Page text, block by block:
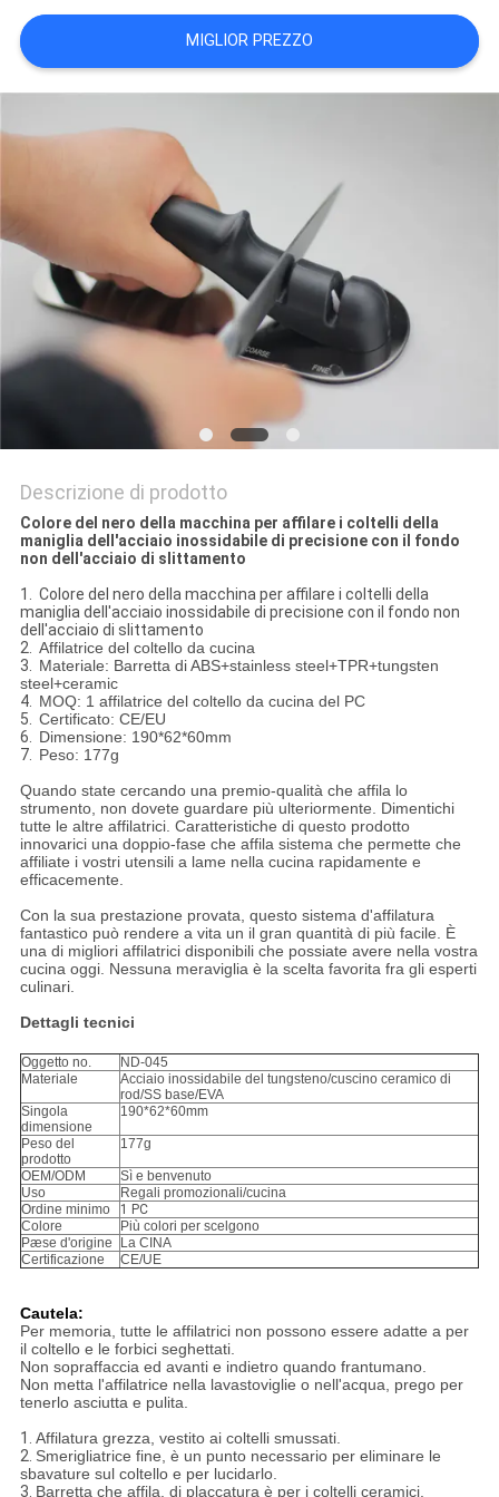
UN
PREVENTIVO
MAPPA
SITO
PRIVACY
POLICY
MIGLIOR PREZZO
Descrizione di prodotto
Colore del nero della macchina per affilare i coltelli della
maniglia dell'acciaio inossidabile di precisione con il fondo
non dell'acciaio di slittamento
1. Colore del nero della macchina per affilare i coltelli della
maniglia dell'acciaio inossidabile di precisione con il fondo non
dell'acciaio di slittamento
2. Affilatrice del coltello da cucina
3. Materiale: Barretta di ABS+stainless steel+TPR+tungsten
steel+ceramic
4. MOQ: 1 affilatrice del coltello da cucina del PC
5. Certificato: CE/EU
6. Dimensione: 190*62*60mm
7. Peso: 177g
Quando state cercando una premio-qualità che affila lo
strumento, non dovete guardare più ulteriormente. Dimentichi
tutte le altre affilatrici. Caratteristiche di questo prodotto
innovarici una doppio-fase che affila sistema che permette che
affiliate i vostri utensili a lame nella cucina rapidamente e
efficacemente.
Con la sua prestazione provata, questo sistema d'affilatura
fantastico può rendere a vita un il gran quantità di più facile. È
una di migliori affilatrici disponibili che possiate avere nella vostra
cucina oggi. Nessuna meraviglia è la scelta favorita fra gli esperti
culinari.
Dettagli tecnici
Oggetto no.
ND-045
Materiale
Acciaio inossidabile del tungsteno/cuscino ceramico di
rod/SS base/EVA
Singola
dimensione
190*62*60mm
Peso del
prodotto
177g
OEM/ODM
Sì e benvenuto
Uso
Regali promozionali/cucina
Ordine minimo
1 PC
Colore
Più colori per scelgono
Pæse d'origine
La CINA
Certificazione
CE/UE
Cautela:
Per memoria, tutte le affilatrici non possono essere adatte a per
il coltello e le forbici seghettati.
Non sopraffaccia ed avanti e indietro quando frantumano.
Non metta l'affilatrice nella lavastoviglie o nell'acqua, prego per
tenerlo asciutta e pulita.
1. Affilatura grezza, vestito ai coltelli smussati.
2. Smerigliatrice fine, è un punto necessario per eliminare le
sbavature sul coltello e per lucidarlo.
3. Barretta che affila, di placcatura è per i coltelli ceramici.